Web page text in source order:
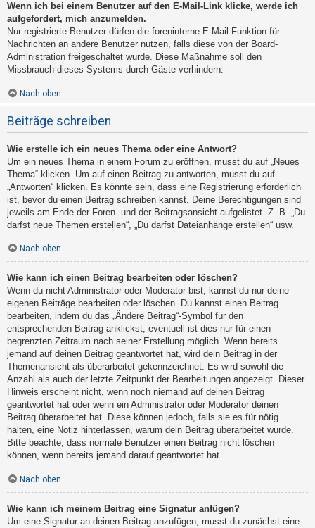
Wenn ich bei einem Benutzer auf den E-Mail-Link klicke, werde ich
aufgefordert, mich anzumelden.
Nur registrierte Benutzer dürfen die foreninterne E-Mail-Funktion für
Nachrichten an andere Benutzer nutzen, falls diese von der Board-
Administration freigeschaltet wurde. Diese Maßnahme soll den
Missbrauch dieses Systems durch Gäste verhindern.
Nach oben
Beiträge schreiben
Wie erstelle ich ein neues Thema oder eine Antwort?
Um ein neues Thema in einem Forum zu eröffnen, musst du auf „Neues
Thema“ klicken. Um auf einen Beitrag zu antworten, musst du auf
„Antworten“ klicken. Es könnte sein, dass eine Registrierung erforderlich
ist, bevor du einen Beitrag schreiben kannst. Deine Berechtigungen sind
jeweils am Ende der Foren- und der Beitragsansicht aufgelistet. Z. B. „Du
darfst neue Themen erstellen“, „Du darfst Dateianhänge erstellen“ usw.
Nach oben
Wie kann ich einen Beitrag bearbeiten oder löschen?
Wenn du nicht Administrator oder Moderator bist, kannst du nur deine
eigenen Beiträge bearbeiten oder löschen. Du kannst einen Beitrag
bearbeiten, indem du das „Ändere Beitrag“-Symbol für den
entsprechenden Beitrag anklickst; eventuell ist dies nur für einen
begrenzten Zeitraum nach seiner Erstellung möglich. Wenn bereits
jemand auf deinen Beitrag geantwortet hat, wird dein Beitrag in der
Themenansicht als überarbeitet gekennzeichnet. Es wird sowohl die
Anzahl als auch der letzte Zeitpunkt der Bearbeitungen angezeigt. Dieser
Hinweis erscheint nicht, wenn noch niemand auf deinen Beitrag
geantwortet hat oder wenn ein Administrator oder Moderator deinen
Beitrag überarbeitet hat. Diese können jedoch, falls sie es für nötig
halten, eine Notiz hinterlassen, warum dein Beitrag überarbeitet wurde.
Bitte beachte, dass normale Benutzer einen Beitrag nicht löschen
können, wenn bereits jemand darauf geantwortet hat.
Nach oben
Wie kann ich meinem Beitrag eine Signatur anfügen?
Um eine Signatur an deinen Beitrag anzufügen, musst du zunächst eine